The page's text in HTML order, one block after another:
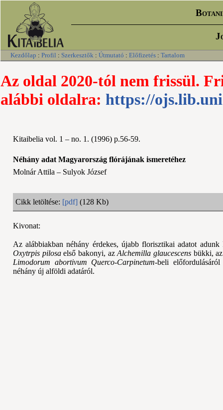
Kezdőlap : Profil : Szerkesztők : Útmutató : Előfizetés : Tartalom
Az oldal 2020-tól nem frissül.
alábbi oldalra: https://
Kitaibelia vol. 1 – no. 1. (1996) p.56-59.
Néhány adat Magyarország flórájának ismeretéhez
Molnár Attila – Sulyok József
Cikk letöltése: [pdf] (128 Kb)
Kivonat:
Az alábbiakban néhány érdekes, újabb florisztikai adatot
Oxytrpis pilosaelső bakonyi, azAlchemilla glaucescens bükki,
Limodorum abortivum Querco-Carpinetum-beli
néhány új alföldi adatáról.